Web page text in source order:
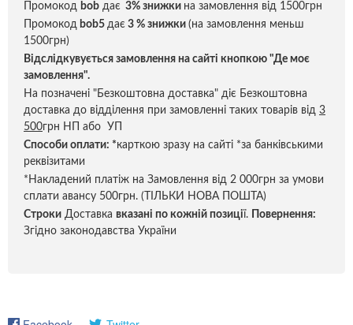
Промокод bob дає 3% знижки на замовлення від 1500грн
Промокод bob5 дає 3 % знижки (на замовлення меньш
1500грн)
Відслідкувується замовлення на сайті кнопкою "Де моє
замовлення".
На позначені "Безкоштовна доставка" діє Безкоштовна
доставка до відділення при замовленні таких товарів від 3
500грн НП або УП
Способи оплати: *карткою зразу на сайті *за банківськими
реквізитами
*Накладений платіж на Замовлення від 2 000грн за умови
сплати авансу 500грн. (ТІЛЬКИ НОВА ПОШТА)
Строки Доставка вказані по кожній позиції.
Повернення:
Згідно законодавства України